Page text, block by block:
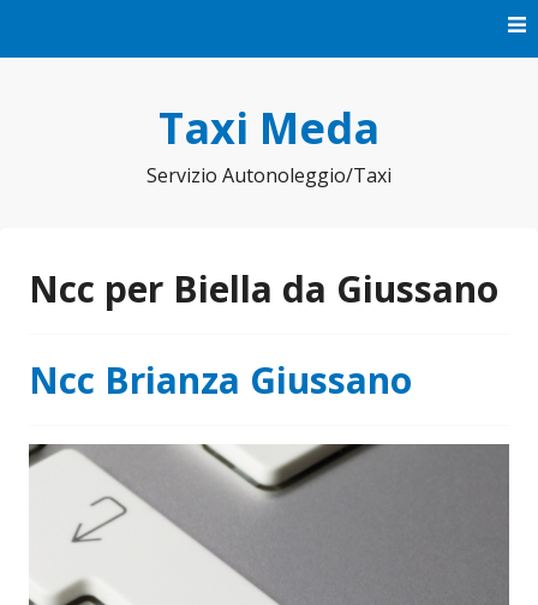
Taxi Meda
Servizio Autonoleggio/Taxi
Ncc per Biella da Giussano
Ncc Brianza Giussano